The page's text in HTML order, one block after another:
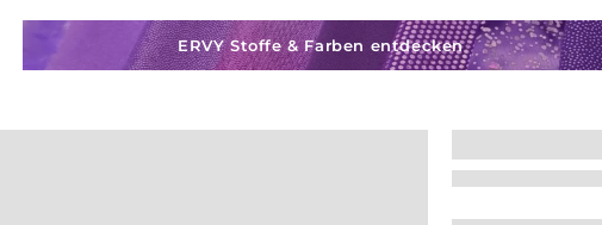
ERVY Stoffe & Farben entdecken